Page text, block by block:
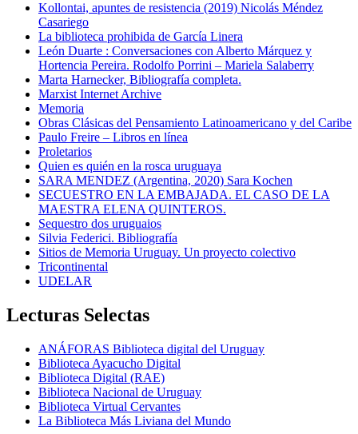
Kollontai, apuntes de resistencia (2019) Nicolás Méndez
Casariego
La biblioteca prohibida de García Linera
León Duarte : Conversaciones con Alberto Márquez y
Hortencia Pereira. Rodolfo Porrini – Mariela Salaberry
Marta Harnecker, Bibliografía completa.
Marxist Internet Archive
Memoria
Obras Clásicas del Pensamiento Latinoamericano y del Caribe
Paulo Freire – Libros en línea
Proletarios
Quien es quién en la rosca uruguaya
SARA MENDEZ (Argentina, 2020) Sara Kochen
SECUESTRO EN LA EMBAJADA. EL CASO DE LA
MAESTRA ELENA QUINTEROS.
Sequestro dos uruguaios
Silvia Federici. Bibliografía
Sitios de Memoria Uruguay. Un proyecto colectivo
Tricontinental
UDELAR
Lecturas Selectas
ANÁFORAS Biblioteca digital del Uruguay
Biblioteca Ayacucho Digital
Biblioteca Digital (RAE)
Biblioteca Nacional de Uruguay
Biblioteca Virtual Cervantes
La Biblioteca Más Liviana del Mundo